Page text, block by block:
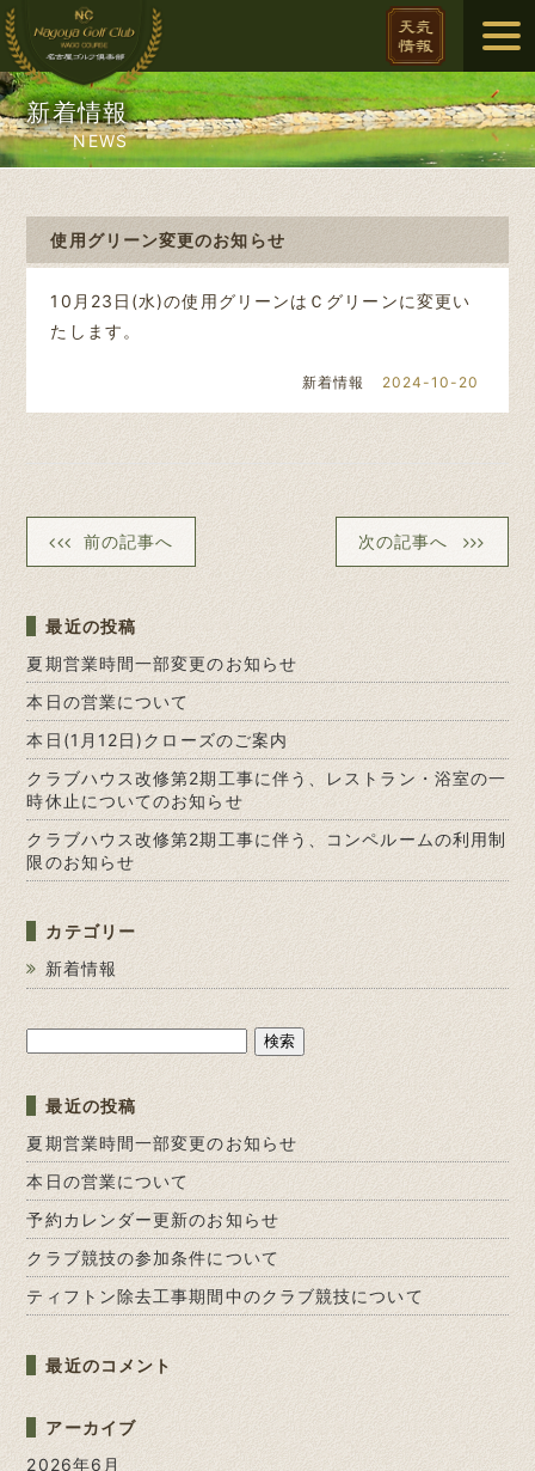
新着情報
NEWS
使用グリーン変更のお知らせ
10月23日(水)の使用グリーンはＣグリーンに変更い
たします。
新着情報 2024-10-20
前の記事へ 次の記事へ
最近の投稿
夏期営業時間一部変更のお知らせ
本日の営業について
本日(1月12日)クローズのご案内
クラブハウス改修第2期工事に伴う、レストラン・浴室の一
時休止についてのお知らせ
クラブハウス改修第2期工事に伴う、コンペルームの利用制
限のお知らせ
カテゴリー
新着情報
索:
最近の投稿
夏期営業時間一部変更のお知らせ
本日の営業について
予約カレンダー更新のお知らせ
クラブ競技の参加条件について
ティフトン除去工事期間中のクラブ競技について
最近のコメント
アーカイブ
2026年6月